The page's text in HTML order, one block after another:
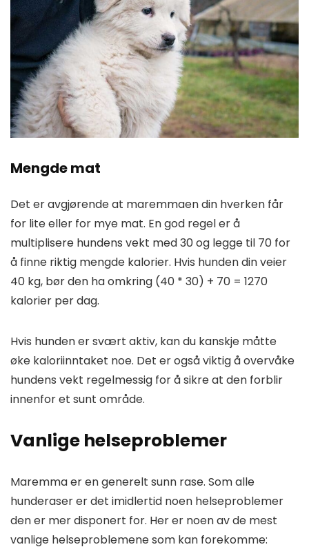
Mengde mat
Det er avgjørende at maremmaen din hverken får
for lite eller for mye mat. En god regel er å
multiplisere hundens vekt med 30 og legge til 70 for
å finne riktig mengde kalorier. Hvis hunden din veier
40 kg, bør den ha omkring (40 * 30) + 70 = 1270
kalorier per dag.
Hvis hunden er svært aktiv, kan du kanskje måtte
øke kaloriinntaket noe. Det er også viktig å overvåke
hundens vekt regelmessig for å sikre at den forblir
innenfor et sunt område.
Vanlige helseproblemer
Maremma er en generelt sunn rase. Som alle
hunderaser er det imidlertid noen helseproblemer
den er mer disponert for. Her er noen av de mest
vanlige helseproblemene som kan forekomme: